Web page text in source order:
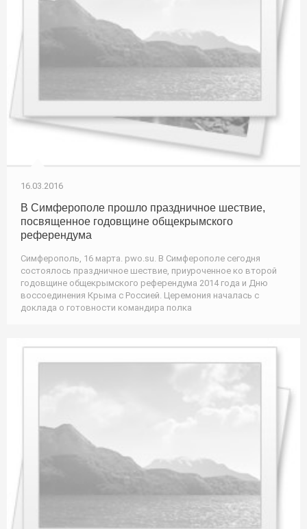
16.03.2016
В Симферополе прошло праздничное шествие,
посвященное годовщине общекрымского
референдума
Симферополь, 16 марта. pwo.su. В Симферополе сегодня
состоялось праздничное шествие, приуроченное ко второй
годовщине общекрымского референдума 2014 года и Дню
воссоединения Крыма с Россией. Церемония началась с
доклада о готовности командира полка